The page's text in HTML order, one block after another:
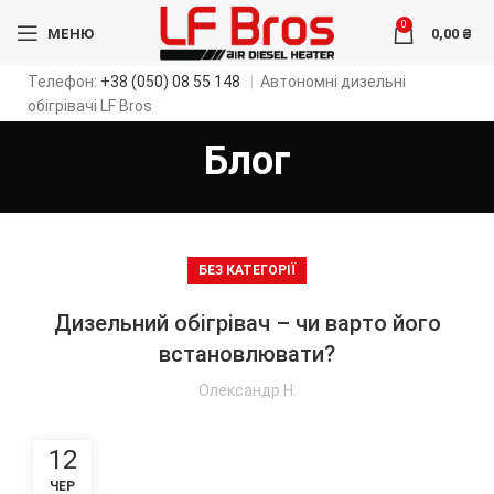
МЕНЮ
0
0,00 ₴
Телефон: +38 (050) 08 55 148
Автономні дизельні
обігрівачі LF Bros
Блог
БЕЗ КАТЕГОРІЇ
Дизельний обігрівач – чи варто його
встановлювати?
Олександр Н.
12
ЧЕР